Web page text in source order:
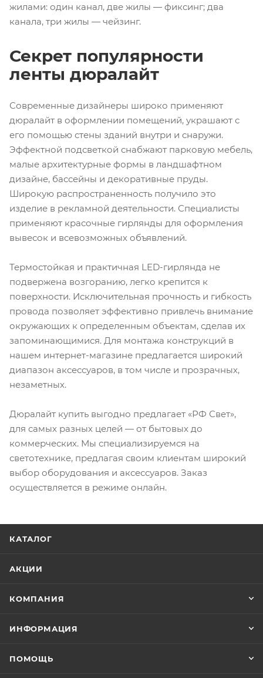
жилами: один канал, две жилы — фиксинг; два
канала, три жилы — чейзинг.
Секрет популярности
ленты дюралайт
Современные дизайнеры широко применяют
дюралайт в оформлении помещений, украшают с
его помощью стены зданий внутри и снаружи.
Эффектной подсветкой снабжают парковую мебель,
малые архитектурные формы в ландшафтном
дизайне, бассейны и декоративные пруды.
Широкую распространенность получило это
изделие в рекламной деятельности. Специалисты
применяют красочные гирлянды для оформления
вывесок и всевозможных объявлений.
Термостойкая и практичная LED-гирлянда не
подвержена возгоранию, легко крепится к
поверхности. Исключительная прочность и гибкость
провода позволяет эффективно привлечь внимание
окружающих к определенным объектам, сделав их
запоминающимися. Для монтажа конструкций в
нашем интернет-магазине предлагается широкий
диапазон аксессуаров, в том числе и прозрачных,
незаметных.
Дюралайт купить выгодно предлагает «РФ Свет»,
для самых разных целей — от бытовых до
коммерческих. Мы специализируемся на
светотехнике, предлагая своим клиентам широкий
выбор оборудования и аксессуаров. Заказ
осуществляется в режиме онлайн.
КАТАЛОГ
АКЦИИ
КОМПАНИЯ
ИНФОРМАЦИЯ
ПОМОЩЬ